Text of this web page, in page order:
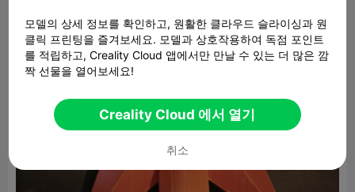
모델의 상세 정보를 확인하고, 원활한 클라우드 슬라이싱과 원
클릭 프린팅을 즐겨보세요. 모델과 상호작용하여 독점 포인트
를 적립하고, Creality Cloud 앱에서만 만날 수 있는 더 많은 깜
짝 선물을 열어보세요!
Creality Cloud 에서 열기
취소